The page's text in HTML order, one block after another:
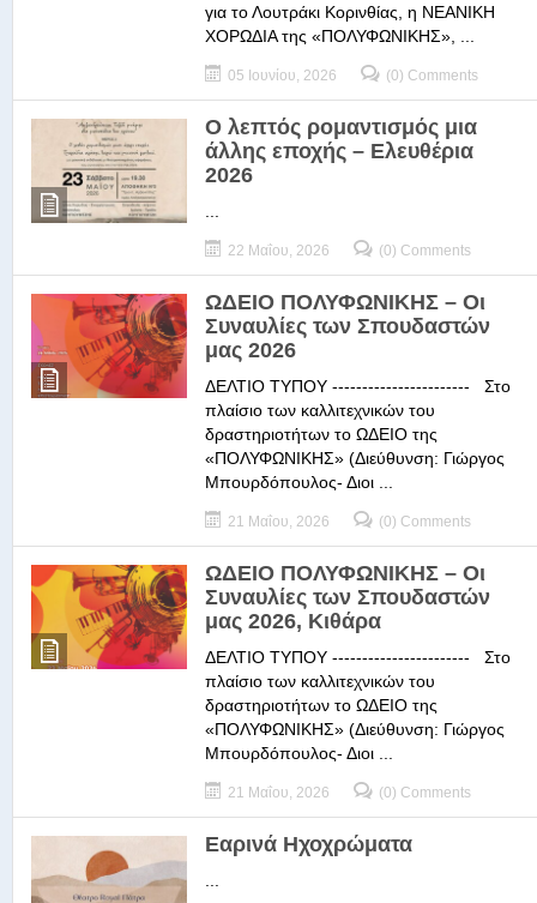
για το Λουτράκι Κορινθίας, η ΝΕΑΝΙΚΗ
ΧΟΡΩΔΙΑ της «ΠΟΛΥΦΩΝΙΚΗΣ», ...
05 Ιουνίου, 2026 (0) Comments
Ο λεπτός ρομαντισμός μια
άλλης εποχής – Ελευθέρια
2026
22 Μαΐου, 2026 (0) Comments
ΩΔΕΙΟ ΠΟΛΥΦΩΝΙΚΗΣ – Οι
Συναυλίες των Σπουδαστών
μας 2026
ΔΕΛΤΙΟ ΤΥΠΟΥ ----------------------- Στο
πλαίσιο των καλλιτεχνικών του
δραστηριοτήτων το ΩΔΕΙΟ της
«ΠΟΛΥΦΩΝΙΚΗΣ» (Διεύθυνση: Γιώργος
Μπουρδόπουλος- Διοι ...
21 Μαΐου, 2026 (0) Comments
ΩΔΕΙΟ ΠΟΛΥΦΩΝΙΚΗΣ – Οι
Συναυλίες των Σπουδαστών
μας 2026, Κιθάρα
ΔΕΛΤΙΟ ΤΥΠΟΥ ----------------------- Στο
πλαίσιο των καλλιτεχνικών του
δραστηριοτήτων το ΩΔΕΙΟ της
«ΠΟΛΥΦΩΝΙΚΗΣ» (Διεύθυνση: Γιώργος
Μπουρδόπουλος- Διοι ...
21 Μαΐου, 2026 (0) Comments
Εαρινά Ηχοχρώματα